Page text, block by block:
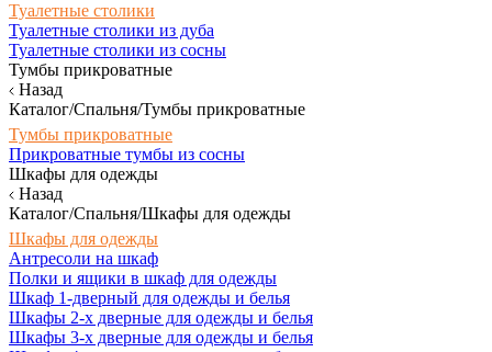
Туалетные столики
Туалетные столики из дуба
Туалетные столики из сосны
Тумбы прикроватные
Назад
Каталог/Спальня/Тумбы прикроватные
Тумбы прикроватные
Прикроватные тумбы из сосны
Шкафы для одежды
Назад
Каталог/Спальня/Шкафы для одежды
Шкафы для одежды
Антресоли на шкаф
Полки и ящики в шкаф для одежды
Шкаф 1-дверный для одежды и белья
Шкафы 2-х дверные для одежды и белья
Шкафы 3-х дверные для одежды и белья